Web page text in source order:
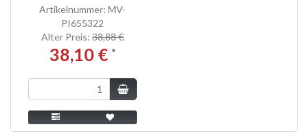
Artikelnummer: MV-
PI655322
Alter Preis: 38,88 €
38,10 € *